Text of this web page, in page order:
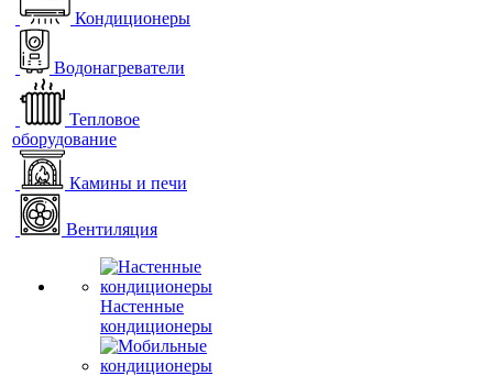
Кондиционеры
Водонагреватели
Тепловое
оборудование
Камины и печи
Вентиляция
Настенные
кондиционеры